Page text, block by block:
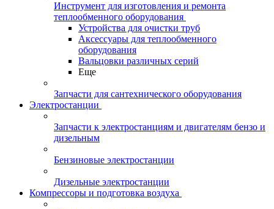
Инструмент для изготовления и ремонта
теплообменного оборудования
Устройства для очистки труб
Аксессуары для теплообменного
оборудования
Вальцовки различных серий
Еще
Запчасти для сантехнического оборудования
Электростанции
Запчасти к электростанциям и двигателям бензо и
дизельным
Бензиновые электростанции
Дизельные электростанции
Компрессоры и подготовка воздуха